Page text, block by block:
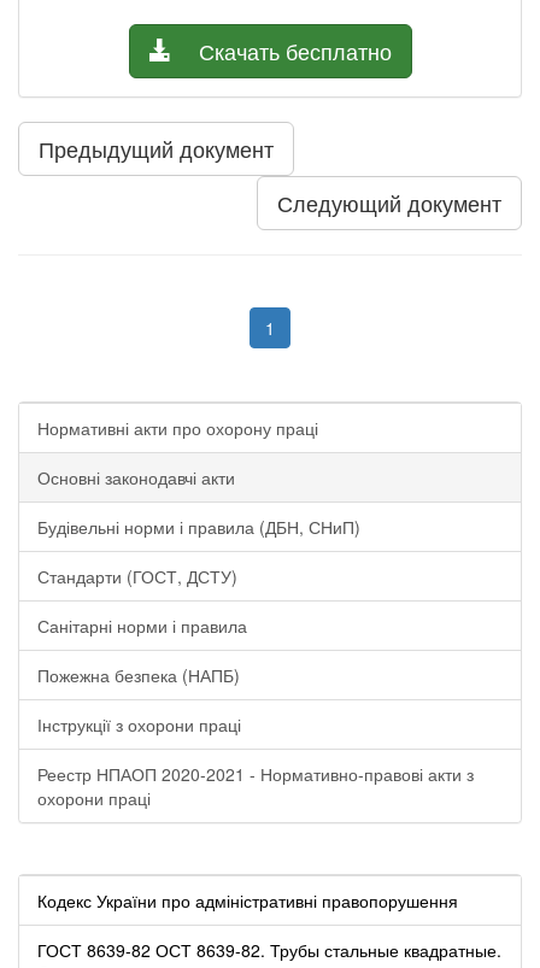
Скачать бесплатно
Предыдущий документ
Следующий документ
1
Нормативні акти про охорону праці
Основні законодавчі акти
Будівельні норми і правила (ДБН, СНиП)
Стандарти (ГОСТ, ДСТУ)
Санітарні норми і правила
Пожежна безпека (НАПБ)
Інструкції з охорони праці
Реестр НПАОП 2020-2021 - Нормативно-правові акти з
охорони праці
Кодекс України про адміністративні правопорушення
ГОСТ 8639-82 ОСТ 8639-82. Трубы стальные квадратные.